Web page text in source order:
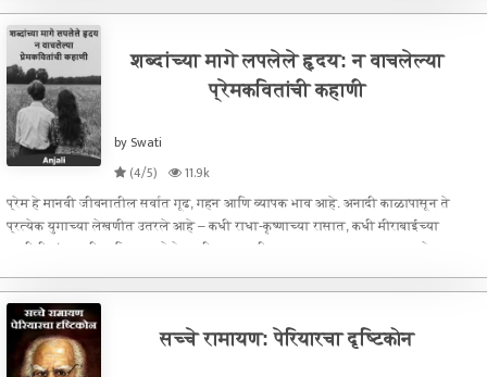
पहिला गिफ्ट घेत
शब्दांच्या मागे लपलेले हृदय: न वाचलेल्या
प्रेमकवितांची कहाणी
by Swati
(4/5)
11.9k
प्रेम हे मानवी जीवनातील सर्वात गूढ, गहन आणि व्यापक भाव आहे. अनादी काळापासून ते
प्रत्येक युगाच्या लेखणीत उतरले आहे – कधी राधा-कृष्णाच्या रासात, कधी मीराबाईच्या
भक्तीगीतांत, कधी गालिबच्या शेरोशायरीत, तर कधी सामान्य माणसाच्या मनाच्या कोपऱ्यात.
सच्चे रामायण: पेरियारचा दृष्टिकोन